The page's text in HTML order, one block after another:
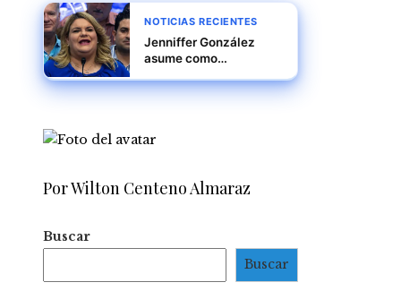
NOTICIAS RECIENTES
Jenniffer González
asume como
Rico, marcando un
isla
Por Wilton Centeno Almaraz
Buscar
Buscar